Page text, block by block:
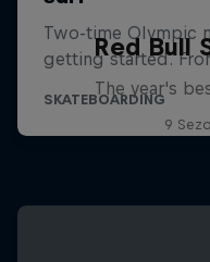
Red Bull
The year's
9